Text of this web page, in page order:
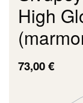
High
73,00€